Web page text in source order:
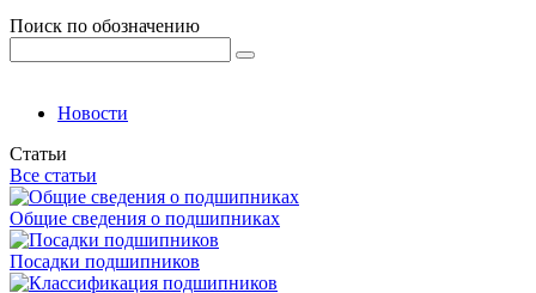
Поиск по обозначению
Новости
Статьи
Все статьи
Общие сведения о подшипниках
Посадки подшипников